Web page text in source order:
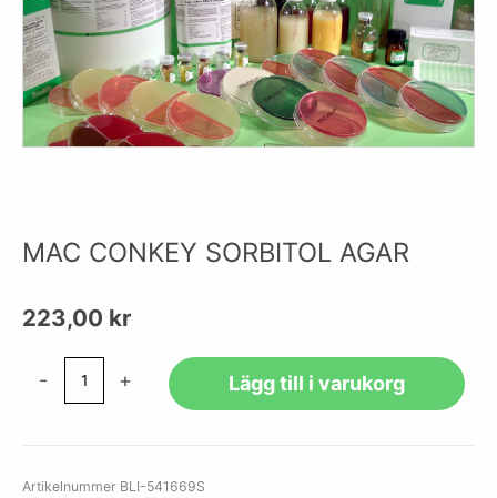
MAC CONKEY SORBITOL AGAR
223,00 kr
- + Lägg till i varukorg
Artikelnummer BLI-541669S